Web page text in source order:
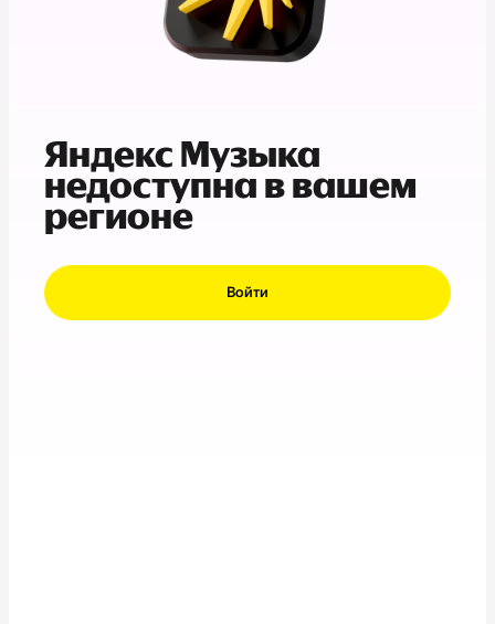
Яндекс Музыка
недоступна в вашем
регионе
Войти